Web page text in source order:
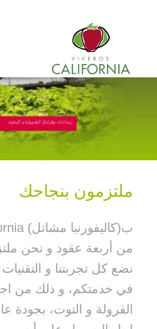
ملتزمون بنجاحك
من أربعة عقود و نحن
نضع كل تجربتنا و التقنيات
في خدمتكم، و ذلك من
الفرولة و التوت، بجودة